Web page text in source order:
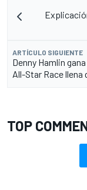
ARTÍCULO SIGUIENTE
Denny Hamlin
All-Star Race llena
TOP